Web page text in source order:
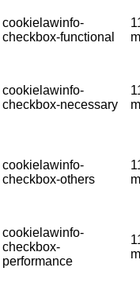
cookielawinfo-
checkbox-functional
cookielawinfo-
checkbox-necessary
cookielawinfo-
checkbox-others
cookielawinfo-
checkbox-
performance